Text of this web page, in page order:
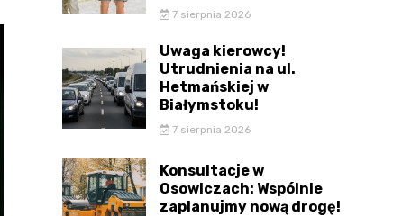
7 sierpnia 2026
Uwaga kierowcy!
Utrudnienia na ul.
Hetmańskiej w
Białymstoku!
7 sierpnia 2026
Konsultacje w
Osowiczach: Wspólnie
zaplanujmy nową drogę!